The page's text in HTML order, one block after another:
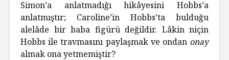
Simon’a anlatmadığı hikâyesini Hobbs’a
anlatmıştır; Caroline’in Hobbs’ta bulduğu
alelâde bir baba figürü değildir. Lâkin niçin
Hobbs ile travmasını paylaşmak ve ondan onay
almak ona yetmemiştir?